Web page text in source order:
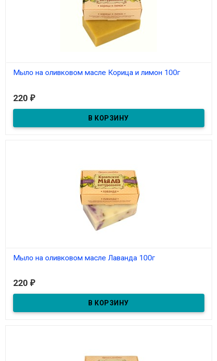
Мыло на оливковом масле Корица и лимон 100г
220 ₽
Мыло на оливковом масле Лаванда 100г
220 ₽